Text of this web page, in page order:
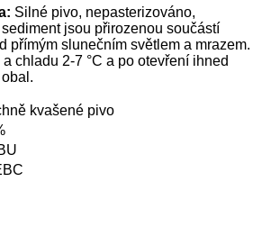
Silné pivo, nepasterizováno,
jsou přirozenou součástí
přímým slunečním světlem a mrazem.
chladu 2-7 °C a po otevření ihned
kvašené pivo